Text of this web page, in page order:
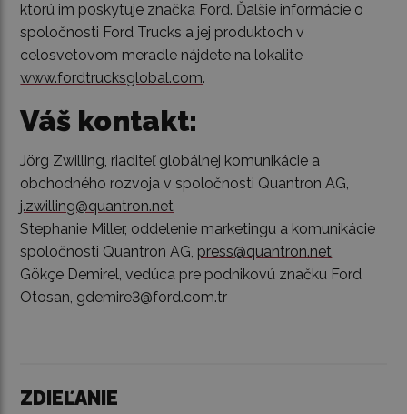
ktorú im poskytuje značka Ford. Ďalšie informácie o
spoločnosti Ford Trucks a jej produktoch v
celosvetovom meradle nájdete na lokalite
www.fordtrucksglobal.com.
Váš kontakt:
Jörg Zwilling, riaditeľ globálnej komunikácie a
obchodného rozvoja v spoločnosti Quantron AG,
j.zwilling@quantron.net
Stephanie Miller, oddelenie marketingu a komunikácie
spoločnosti Quantron AG, press@quantron.net
Gökçe Demirel, vedúca pre podnikovú značku Ford
Otosan, gdemire3@ford.com.tr
ZDIEĽANIE